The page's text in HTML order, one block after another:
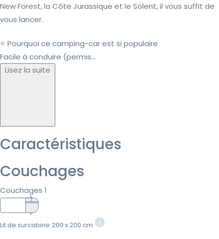
New Forest, la Côte Jurassique et le Solent, il vous suffit de
vous lancer.
⭐ Pourquoi ce camping-car est si populaire
Facile à conduire (permis...
Lisez la suite
Caractéristiques
Couchages
Couchages 1
Lit de surcabine 200 x 200 cm